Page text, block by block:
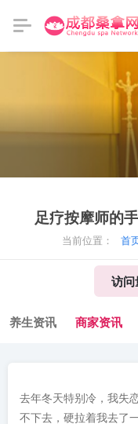
足疗按摩师的
当前位置： 首
访问
养生资讯 商家资讯
去年冬天特别冷，我失
不下去，硬拉着我去了